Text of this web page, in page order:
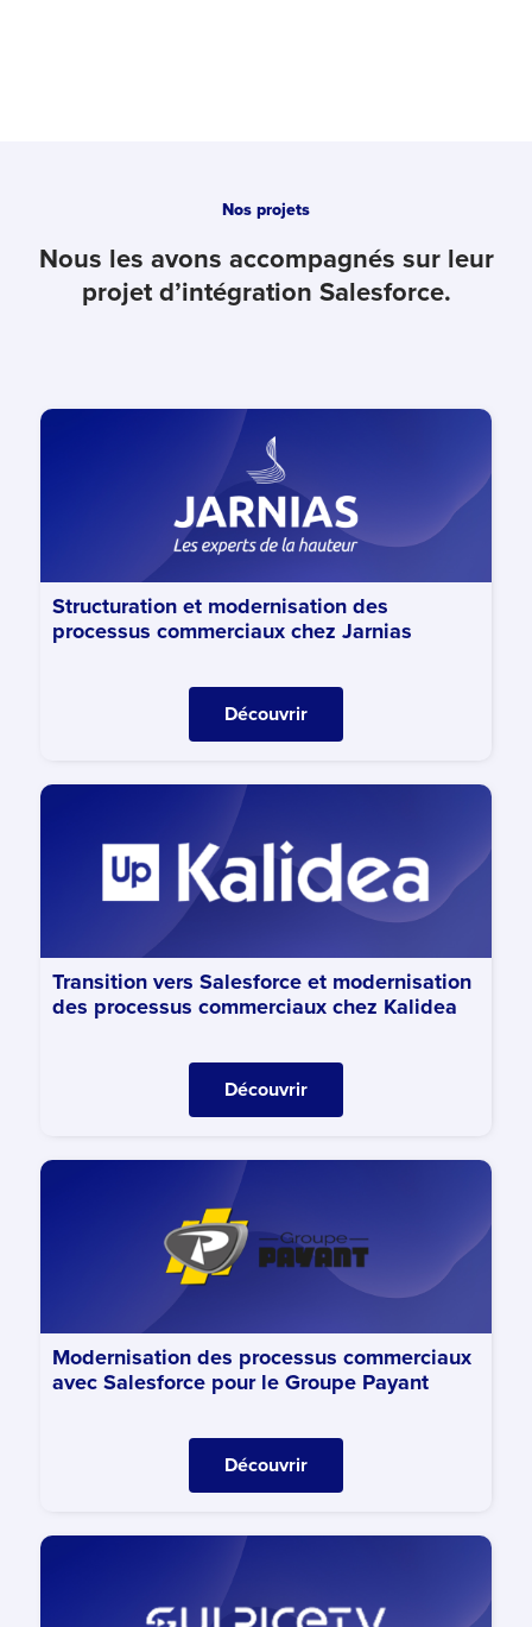
Nos projets
Nous les avons accompagnés sur leur
projetd’intégration Salesforce.
Structuration et modernisation des
processus commerciaux chez Jarnias
Découvrir
Transition vers Salesforce et modernisation
des processus commerciaux chez Kalidea
Découvrir
Modernisation des processus commerciaux
avec Salesforce pour le Groupe Payant
Découvrir